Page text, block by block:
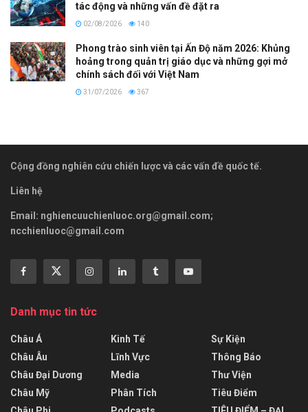
tác động và những vấn đề đặt ra
02/08/2026 140
Phong trào sinh viên tại Ấn Độ năm 2026: Khủng
hoảng trong quản trị giáo dục và những gợi mở
chính sách đối với Việt Nam
31/07/2026 367
Cộng đồng nghiên cứu chiến lược và các vấn đề quốc tế.
Liên hệ
Email: nghiencuuchienluoc.org@gmail.com;
ncchienluoc@gmail.com
Danh mục tin tức
Châu Á
Châu Âu
Châu Đại Dương
Châu Mỹ
Kinh Tế
Lĩnh Vực
Media
Phân Tích
Sự Kiện
Thông Báo
Thư Viện
Tiêu Điểm